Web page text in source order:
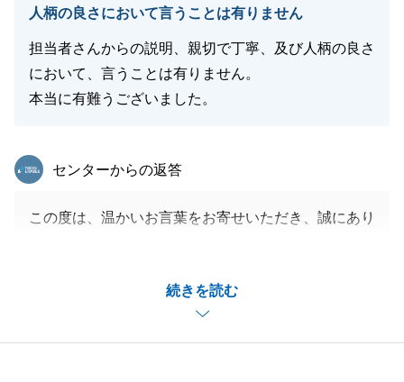
こちらこそ、F様の大切なご資産のご売却に並走させ
お引き渡しは完了いたしましたが、今後も不動産に関
することや、何か私でお役に立てることがございまし
たら、いつでもお気軽にご連絡下さい。
閉じる
人柄の良さにおいて言うことは有りません
担当者さんからの説明、親切で丁寧、及び人柄の良さ
において、言うことは有りません。
本当に有難うございました。
続きを読む
東急リバブル
センターからの返答
この度は、温かいお言葉をお寄せいただき、誠にあり
変嬉しく拝読いたしました。
「言うことは有りません」という最大のお褒めの言葉
は、担当者はもちろん、私共スタッフ一同にとって何